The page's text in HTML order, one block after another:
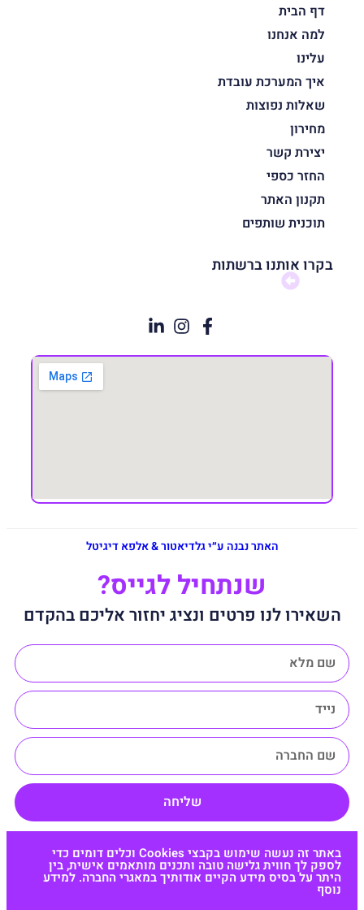
דף הבית
למה אנחנו
עלינו
איך המערכת עובדת
שאלות נפוצות
מחירון
יצירת קשר
החזר כספי
תקנון האתר
תוכנית שותפים
בקרו אותנו ברשתות
האתר נבנה ע״י גלדיאטור & אלפא דיגיטל
שנתחיל לגייס?
השאירו לנו פרטים ונציג יחזור אליכם בהקדם
שליחה
באתר זה נעשה שימוש בקבצי Cookies וכלים דומים כדי
לספק לך חווית גלישה טובה ותכנים מותאמים אישית, בין
היתר על בסיס מידע הקיים אודותיך במאגרי החברה. למידע
נוסף